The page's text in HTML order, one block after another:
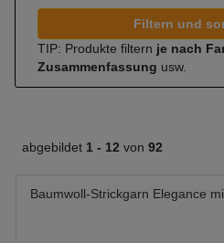
Filtern und
TIP: Produkte filtern je nach
Zusammenfassung usw.
abgebildet 1 - 12 von 92
Baumwoll-Strickgarn Elegance